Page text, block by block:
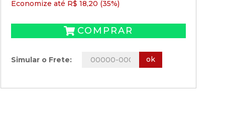
Economize até R$ 18,20 (35%)
COMPRAR
Simular o Frete: ok